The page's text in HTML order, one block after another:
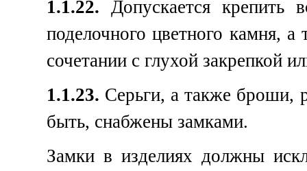
1.1.22. Допускается крепить
поделочного цветного камня,
сочетании с глухой закрепкой
1.1.23. Серьги, а также броши,
быть, снабжены замками.
Замки в изделиях должны